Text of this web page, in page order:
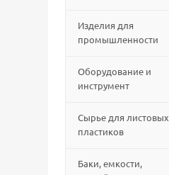
Изделия для
промышленности
Оборудование и
инструмент
Сырье для листовых
пластиков
Баки, емкости,